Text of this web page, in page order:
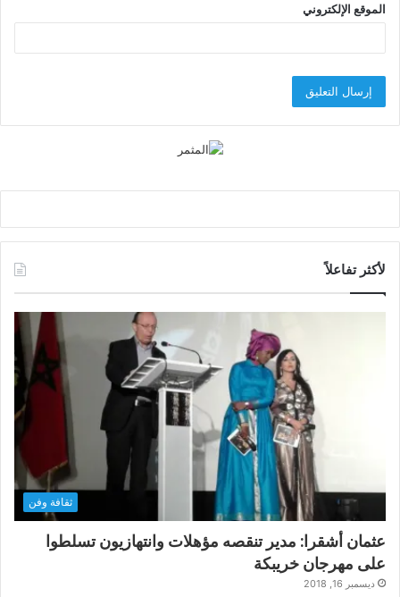
الموقع الإلكتروني
لأكثر تفاعلاً
ثقافة وفن
عثمان أشقرا: مدير تنقصه مؤهلات وانتهازيون تسلطوا
على مهرجان خريبكة
ديسمبر 16, 2018